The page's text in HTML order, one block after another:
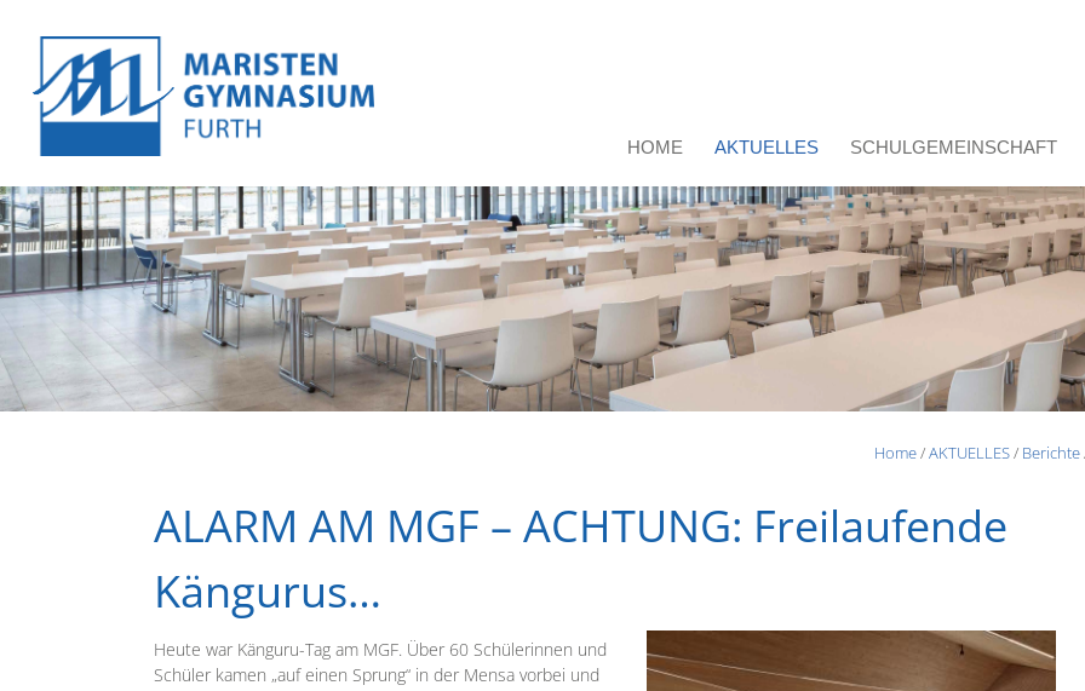
HOME AKTUELLES SCHULGEMEINSCHAFT
Home/AKTUELLES/ Berichte
ALARM AM MGF – ACHTUNG: Freilaufende
Kängurus…
Heute war Känguru-Tag am MGF. Über 60 Schülerinnen und
Schüler kamen „auf einen Sprung“ in der Mensa vorbei und